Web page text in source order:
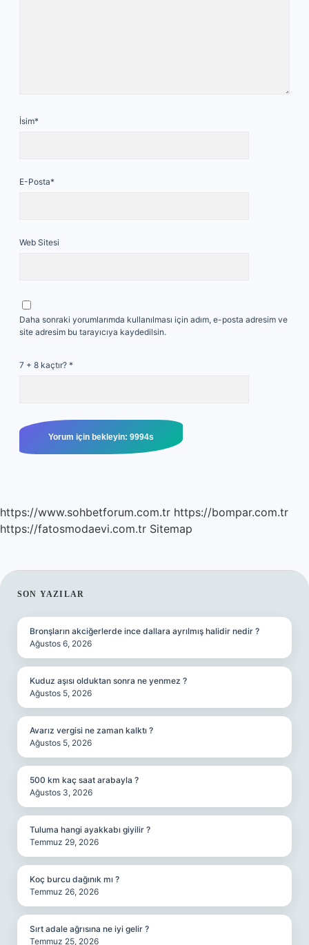
İsim*
E-Posta*
Web Sitesi
Daha sonraki yorumlarımda kullanılması için adım, e-posta adresim ve
site adresim bu tarayıcıya kaydedilsin.
7 + 8 kaçtır? *
https://www.sohbetforum.com.tr https://bompar.com.tr
https://fatosmodaevi.com.tr Sitemap
SIDEBAR
SON YAZILAR
Bronşların akciğerlerde ince dallara ayrılmış halidir nedir ?
Ağustos 6, 2026
Kuduz aşısı olduktan sonra ne yenmez ?
Ağustos 5, 2026
Avarız vergisi ne zaman kalktı ?
Ağustos 5, 2026
500 km kaç saat arabayla ?
Ağustos 3, 2026
Tuluma hangi ayakkabı giyilir ?
Temmuz 29, 2026
Koç burcu dağınık mı ?
Temmuz 26, 2026
Sırt adale ağrısına ne iyi gelir ?
Temmuz 25, 2026